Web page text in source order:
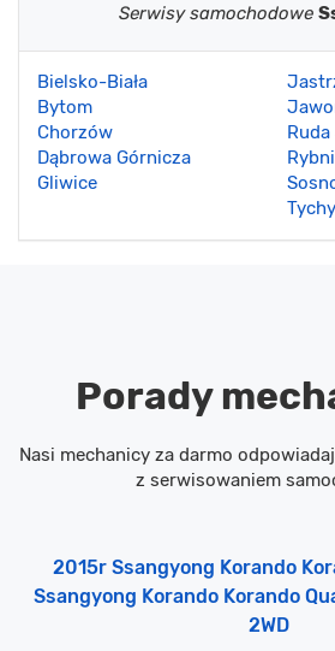
Serwisy samochodowe
Bielsko-Biała
Bytom
Chorzów
Dąbrowa Górnicza
Gliwice
Ruda
Tychy
Porady
Nasi mechanicy za darmo
z serwisowaniem
2015r Ssangyong Korando
Ssangyong Korando Korando
2WD